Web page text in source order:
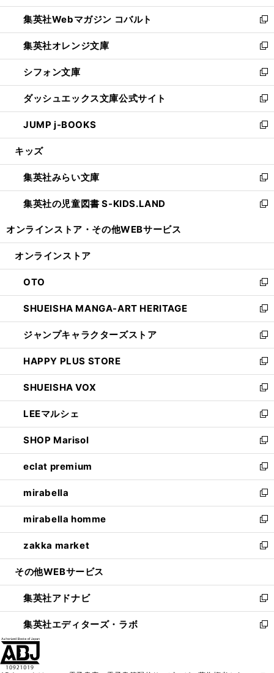
開
く
ウ
で
開
く
ン
ド
ウ
で
開
く
ウ
ィ
ン
ド
ウ
で
開
く
集英社Webマガジン コバルト
新
し
い
ウ
ィ
ン
ド
ウ
で
開
集英社オレンジ文庫
新
し
い
ウ
ィ
ン
ド
ウ
開
く
シフォン文庫
新
し
い
ウ
ィ
ン
ウ
で
開
く
ダッシュエックス文庫公式サイト
新
し
い
ウ
ン
ド
ウ
で
JUMP j-BOOKS
新
し
ウ
ィ
ン
ド
開
キッズ
集英社みらい文庫
新
し
い
ン
ウ
で
開
く
集英社の児童図書 S-KIDS.LAND
新
ウ
ン
ド
ウ
で
開
く
オンラインストア・ その他WEBサービス
オンラインストア
OTO
新
し
い
ウ
ィ
ン
ド
ウ
で
開
く
SHUEISHA MANGA-ART HERITAGE
新
し
い
ウ
ィ
ン
ド
ウ
で
開
く
ジャンプキャラクターズストア
新
し
い
ウ
ィ
ン
ド
ウ
で
開
く
HAPPY PLUS STORE
新
し
い
ウ
ィ
ン
ド
ウ
で
開
く
SHUEISHA VOX
新
し
い
ウ
ィ
ン
ド
ウ
で
開
く
LEEマルシェ
新
し
い
ウ
ィ
ン
ド
ウ
で
開
く
SHOP Marisol
新
し
い
ウ
ィ
ン
ド
ウ
で
開
eclat premium
新
し
い
ウ
ィ
ン
ド
ウ
開
く
mirabella
新
し
い
ウ
ィ
ン
ウ
で
開
く
mirabella homme
新
し
い
ウ
ン
ド
ウ
で
zakka market
新
し
ウ
ィ
ン
ド
その他WEBサービス
集英社アドナビ
新
し
い
集英社エディターズ・ラボ
新